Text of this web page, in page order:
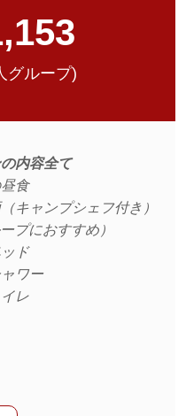
グループ)
内容全て
食
キャンプシェフ付き）
プにおすすめ）
ド
ワー
レ